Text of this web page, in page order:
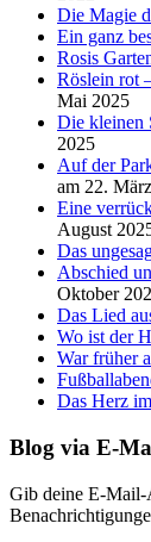
Die Magie
Ein ganz
Rosis
Röslein rot
Mai 2025
Die kleinen
2025
Auf der
am 22.
Eine
August
Das
Abschied
Oktober
Das Lied
Wo ist der
War früher
Das Herz
Blog via E-
Gib deine E-Mail-